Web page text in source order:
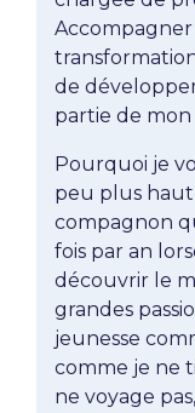
de
partie de
Pourquoi je
peu plus haut
compagnon
fois par an
découvrir le
grandes
jeunesse
comme je ne
ne voyage